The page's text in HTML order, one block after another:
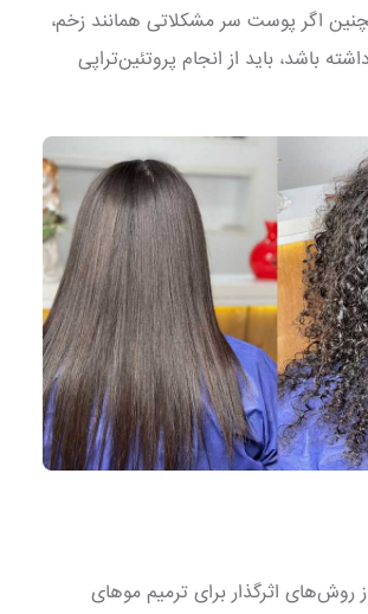
اگر پوست سر مشکلاتی همانند زخم،
باشد، باید از انجام پروتئین‌تراپی
روش‌های اثرگذار برای ترمیم موهای